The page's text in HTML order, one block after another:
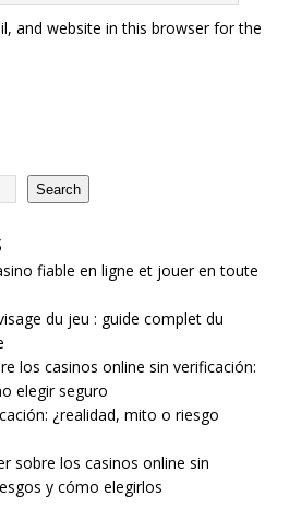
and website in this browser for the
Search
fiable en ligne et jouer en toute
du jeu : guide complet du
los casinos online sin verificación:
elegir seguro
¿realidad, mito o riesgo
sobre los casinos online sin
y cómo elegirlos